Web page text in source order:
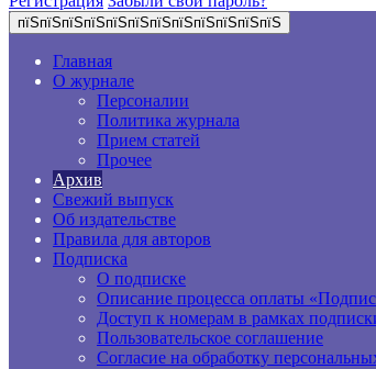
пїЅпїЅпїЅпїЅпїЅпїЅпїЅпїЅпїЅпїЅпїЅпїЅ
Главная
О журнале
Персоналии
Политика журнала
Прием статей
Прочее
Архив
Свежий выпуск
Об издательстве
Правила для авторов
Подписка
О подписке
Описание процесса оплаты
Доступ к номерам в рамках
Пользовательское соглашение
Согласие на обработку